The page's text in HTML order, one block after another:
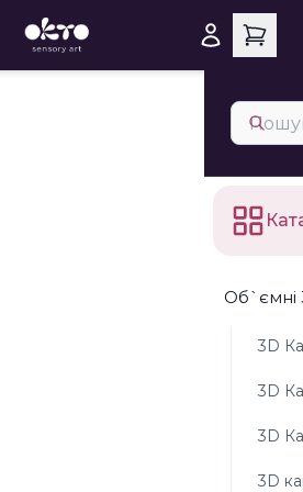
Об`ємні
3D
3D
3D
3D